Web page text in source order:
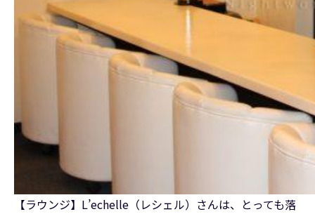
【ラウンジ】L’echelle（レシェル）さんは、とっても落